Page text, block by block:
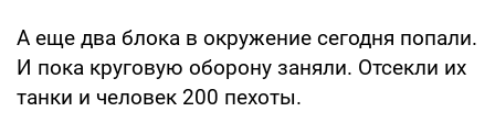
А еще два блока в окружение сегодня попали.
И пока круговую оборону заняли. Отсекли их
танки и человек 200 пехоты.